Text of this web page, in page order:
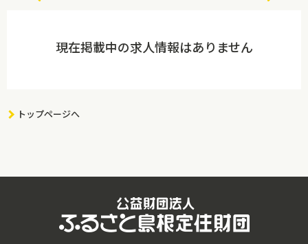
現在掲載中の求人情報はありません
トップページへ